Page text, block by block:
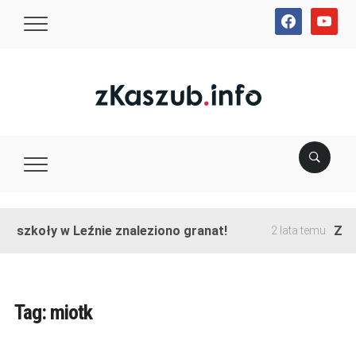
facebookyoutube
szkoły w Leźnie znaleziono granat! 2 lata temu
Tag: miotk